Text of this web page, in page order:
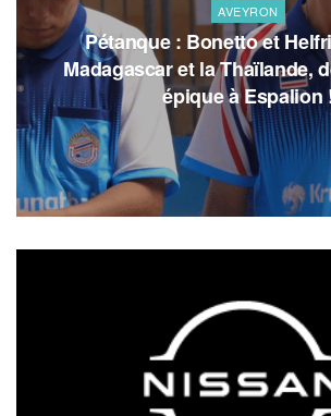
AVEYRON
Pétanque : Bonetto et
Madagascar et la Thaïlande,
épique à Espalion